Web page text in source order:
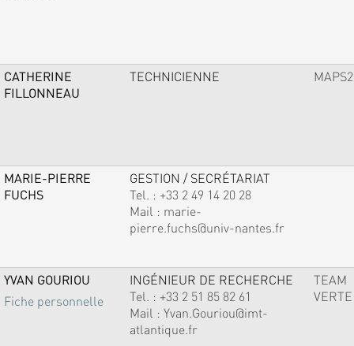
CATHERINE
FILLONNEAU
TECHNICIENNE MAPS2
MARIE-PIERRE
FUCHS
GESTION / SECRÉTARIAT
Tel. : +33 2 49 14 20 28
Mail : marie-
pierre.fuchs@univ-nantes.fr
YVAN GOURIOU
Fiche personnelle
INGÉNIEUR DE RECHERCHE
Tel. : +33 2 51 85 82 61
Mail : Yvan.Gouriou@imt-
atlantique.fr
TEAM
VERTE